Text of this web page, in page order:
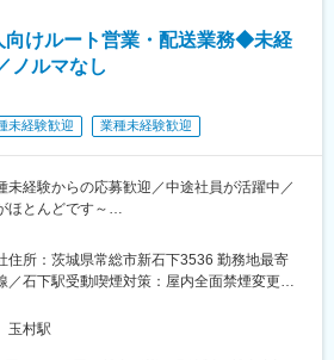
半世紀を超えてもなお、事業が安定的に継
は、地域の皆様からの絶大なる信頼があるか
営により将来顧客を確保できていることが事
ており、現在総合葬祭式場46ヶ所・仕出しセ
場1ヶ所を展開しております。
定める業務
・50代の男性4名が正社員として所属してお
トスタッフなどのメンバーも業務を行ってお
行っており、一度ご縁があったお客様とはつ
に感じられるお仕事です。
朝7時出社）や、夜勤緊急対応（電話当番・交
す。
2回程度です（時期によって繁閑は異なりま
向けルート営業・配送業務◆未経
ノルマなし
未経験歓迎 業種未経験歓迎
未経験からの応募歓迎／中途社員が活躍中／
ほとんどです～
品の卸売、小売事業を行っている当社。この
募集します。当社クライアントである葬儀会
及びルート営業を担当していただきます。
住所：茨城県常総市新石下3536 勤務地最寄
／石下駅受動喫煙対策：屋内全面禁煙変更の
玉村駅